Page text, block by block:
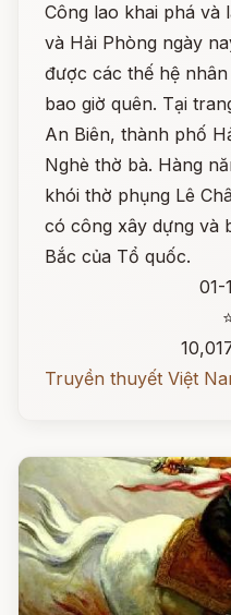
Công lao khai phá và
và Hải Phòng ngày
được các thế hệ
bao giờ quên. Tại
An Biên, thành phố
Nghè thờ bà. Hàng
khói thờ phụng Lê
có công xây dựng và
Bắc của Tổ quốc.
01-
Truyền thuyết Việt